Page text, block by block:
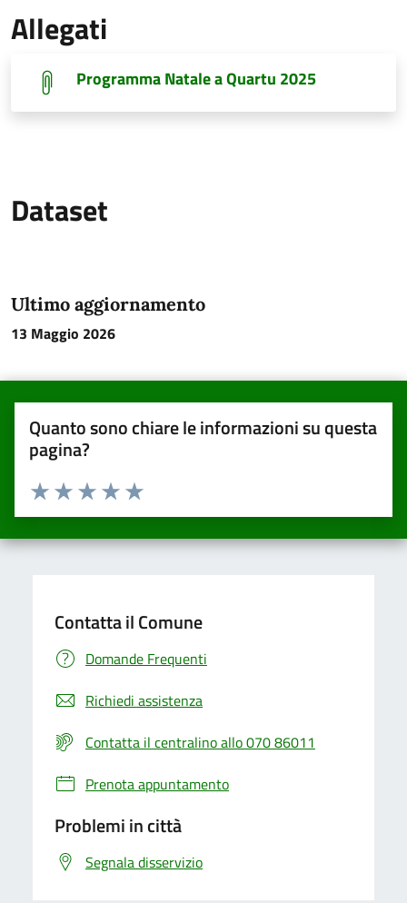
Allegati
Programma Natale a Quartu 2025
Dataset
Ultimo aggiornamento
13 Maggio 2026
Quanto sono chiare le informazioni su questa
pagina?
Valuta da 1 a 5 stelle la pagina
Valuta 5 stelle su 5
Valuta 4 stelle su 5
Valuta 3 stelle su 5
Valuta 2 stelle su 5
Valuta una stella su 5
Contatta il Comune
Domande Frequenti
Richiedi assistenza
Contatta il centralino allo 070 86011
Prenota appuntamento
Problemi in città
Segnala disservizio